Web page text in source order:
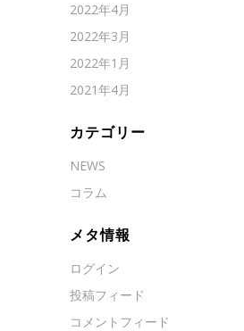
2022年4月
2022年3月
2022年1月
2021年4月
カテゴリー
NEWS
コラム
メタ情報
ログイン
投稿フィード
コメントフィード